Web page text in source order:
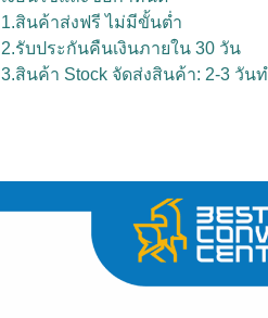
1.สินค้าส่งฟรี ไม่มีขั้นต่ำ
2.รับประกันคืนเงินภายใน 30 วัน
3.สินค้า Stock จัดส่งสินค้า: 2-3 วัน